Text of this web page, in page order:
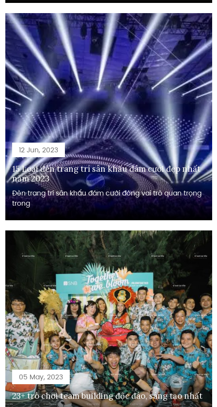
12 Jun, 2023
15 Loại đèn trang trí sân khấu đám cưới đẹp nhất
năm 2023
Đèn trang trí sân khấu đám cưới đóng vai trò quan trọng
trong
05 May, 2023
23+ trò chơi team building độc đáo, sáng tạo nhất